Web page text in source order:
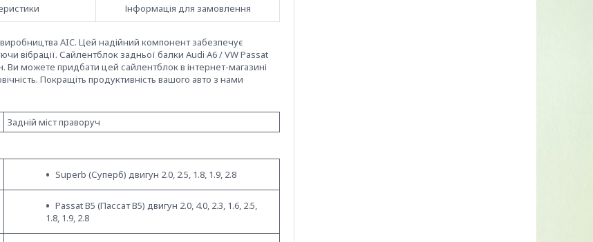
Інформація для замовлення
виробництва AIC. Цей надійний компонент забезпечує
вібрації. Сайлентблок задньої балки Audi A6 / VW Passat
Ви можете придбати цей сайлентблок в інтернет-магазині
Покращіть продуктивність вашого авто з нами
Задній міст праворуч
Superb (Суперб) двигун 2.0, 2.5, 1.8, 1.9, 2.8
Passat B5 (Пассат В5) двигун 2.0, 4.0, 2.3, 1.6, 2.5,
1.8, 1.9, 2.8